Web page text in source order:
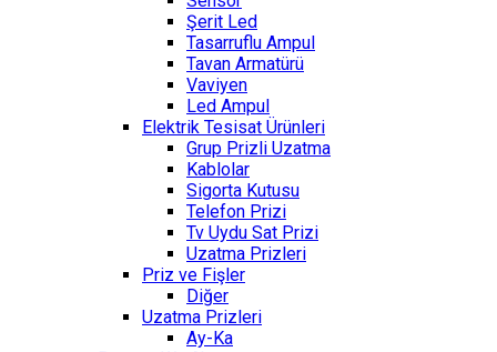
Şerit Led
Tasarruflu Ampul
Tavan Armatürü
Vaviyen
Led Ampul
Elektrik Tesisat Ürünleri
Grup Prizli Uzatma
Kablolar
Sigorta Kutusu
Telefon Prizi
Tv Uydu Sat Prizi
Uzatma Prizleri
Priz ve Fişler
Diğer
Uzatma Prizleri
Ay-Ka